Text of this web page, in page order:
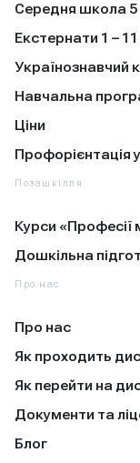
Середня школа 5
Екстернати 1 –
Українознавчий
Навчальна
Ціни
Профорієнтація
Позашкілля
Курси «Професії
Дошкільна
Про нас
Про нас
Як проходить
Як перейти на
Документи та
Блог